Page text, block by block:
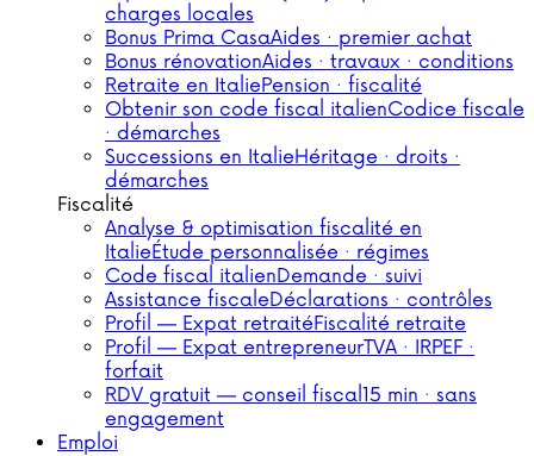
charges locales
Bonus Prima CasaAides · premier achat
Bonus rénovationAides · travaux · conditions
Retraite en ItaliePension · fiscalité
Obtenir son code fiscal italienCodice fiscale
· démarches
Successions en ItalieHéritage · droits ·
démarches
Fiscalité
Analyse & optimisation fiscalité en
ItalieÉtude personnalisée · régimes
Code fiscal italienDemande · suivi
Assistance fiscaleDéclarations · contrôles
Profil — Expat retraitéFiscalité retraite
Profil — Expat entrepreneurTVA · IRPEF ·
forfait
RDV gratuit — conseil fiscal15 min · sans
engagement
Emploi